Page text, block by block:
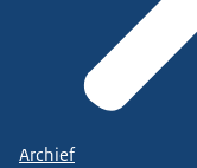
Archief